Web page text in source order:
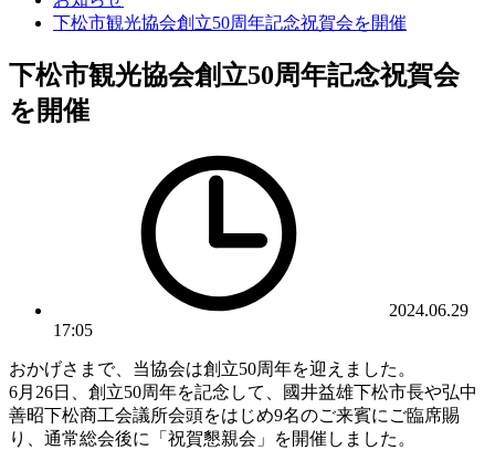
下松市観光協会創立50周年記念祝賀会を開催
下松市観光協会創立50周年記念祝賀会
を開催
2024.06.29
17:05
おかげさまで、当協会は創立50周年を迎えました。
6月26日、創立50周年を記念して、國井益雄下松市長や弘中
善昭下松商工会議所会頭をはじめ9名のご来賓にご臨席賜
り、通常総会後に「祝賀懇親会」を開催しました。